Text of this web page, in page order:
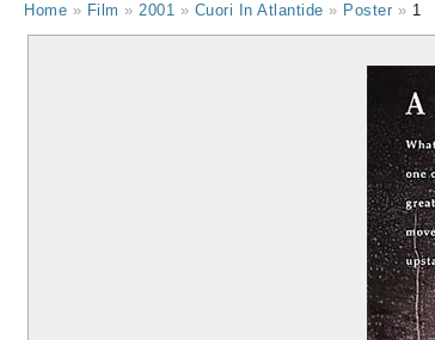
Home » Film » 2001 » Cuori In Atlantide » Poster » 1